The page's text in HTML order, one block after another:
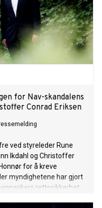
for Nav-skandalens
Conrad Eriksen
ved styreleder Rune
Ikdahl og Christoffer
for å kreve
myndighetene har gjort
rettssikkerhet.